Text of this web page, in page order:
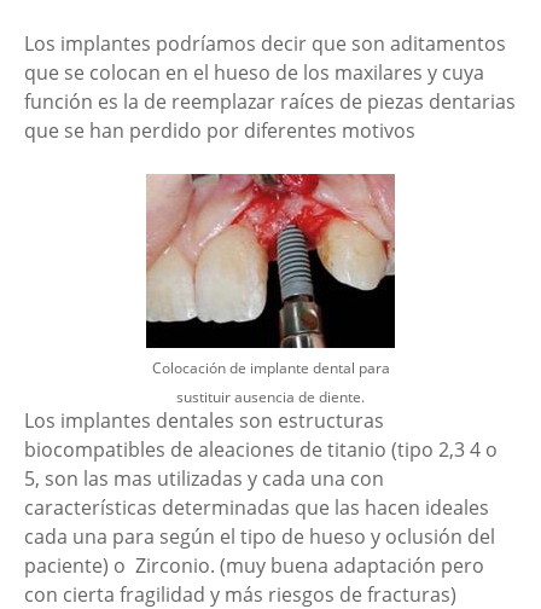
Los implantes podríamos decir que son aditamentos
que se colocan en el hueso de los maxilares y cuya
función es la de reemplazar raíces de piezas dentarias
que se han perdido por diferentes motivos
Colocación de implante dental para
sustituir ausencia de diente.
Los implantes dentales son estructuras
biocompatibles de aleaciones de titanio (tipo 2,3 4 o
5, son las mas utilizadas y cada una con
características determinadas que las hacen ideales
cada una para según el tipo de hueso y oclusión del
paciente) o Zirconio. (muy buena adaptación pero
con cierta fragilidad y más riesgos de fracturas)